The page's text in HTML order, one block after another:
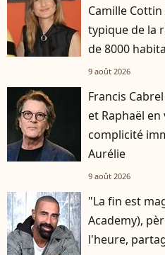
Camille
typique de la
de 8000
9 août 2026
Francis
et Raphaël
complicité
Aurélie
9 août 2026
"La fin est
Academy),
l'heure,